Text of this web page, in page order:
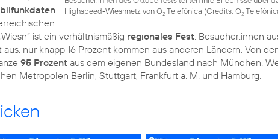
Highspeed-Wiesnnetz von O2Telefónica (Credits: O2
ist ein verhältnismäßig regionales Fest. Besucher:innen
aus, nur knapp 16 Prozent kommen aus anderen Ländern. Von
95 Prozent aus dem eigenen Bundesland nach München.
Metropolen Berlin, Stuttgart, Frankfurt a. M. und Hamburg.